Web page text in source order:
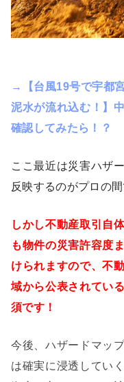
→【台風19号で宇都
泥水が流れ込む！】
確認してみたら！？
ここ最近は災害ハザ
反映するのがプロの
しかし不動産取引自
も物件の災害許容度
けられますので、不
域から公表されてい
須です！
今後、ハザードマッ
は確実に浸透してい